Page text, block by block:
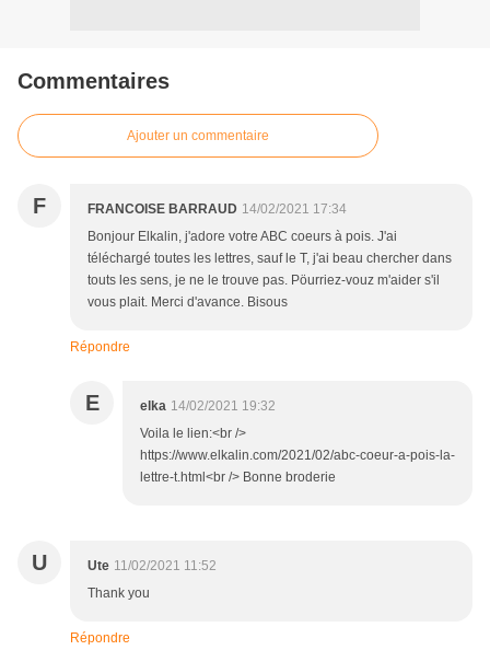
Commentaires
Ajouter un commentaire
F FRANCOISE BARRAUD 14/02/2021 17:34
Bonjour Elkalin, j'adore votre ABC coeurs à pois. J'ai
téléchargé toutes les lettres, sauf le T, j'ai beau chercher dans
touts les sens, je ne le trouve pas. Pöurriez-vouz m'aider s'il
vous plait. Merci d'avance. Bisous
Répondre
E elka 14/02/2021 19:32
Voila le lien:<br />
https://www.elkalin.com/2021/02/abc-coeur-a-pois-la-
lettre-t.html<br /> Bonne broderie
U Ute 11/02/2021 11:52
Thank you
Répondre